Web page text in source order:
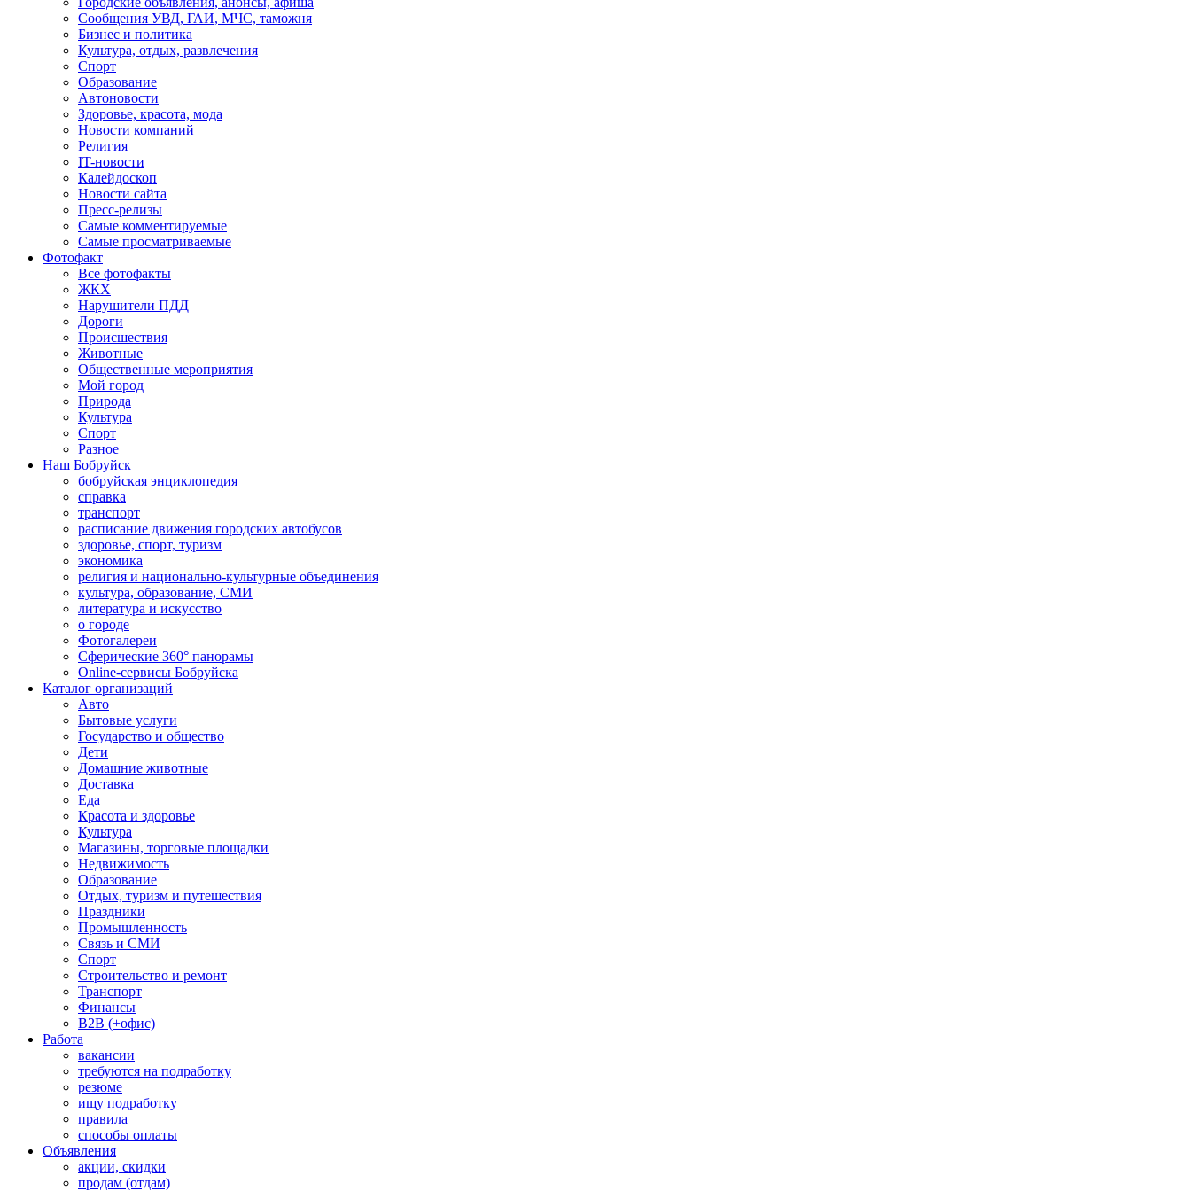
Сообщения УВД, ГАИ, МЧС, таможня
Бизнес и политика
Культура, отдых, развлечения
Спорт
Образование
Автоновости
Здоровье, красота, мода
Новости компаний
Религия
IT-новости
Калейдоскоп
Новости сайта
Пресс-релизы
Самые комментируемые
Самые просматриваемые
Фотофакт
Все фотофакты
ЖКХ
Нарушители ПДД
Дороги
Происшествия
Животные
Общественные мероприятия
Мой город
Природа
Культура
Спорт
Разное
Наш Бобруйск
бобруйская энциклопедия
справка
транспорт
расписание движения городских автобусов
здоровье, спорт, туризм
экономика
религия и национально-культурные объединения
культура, образование, СМИ
литература и искусство
о городе
Фотогалереи
Сферические 360° панорамы
Online-сервисы Бобруйска
Каталог организаций
Авто
Бытовые услуги
Государство и общество
Дети
Домашние животные
Доставка
Еда
Красота и здоровье
Культура
Магазины, торговые площадки
Недвижимость
Образование
Отдых, туризм и путешествия
Праздники
Промышленность
Связь и СМИ
Спорт
Строительство и ремонт
Транспорт
Финансы
B2B (+офис)
Работа
вакансии
требуются на подработку
резюме
ищу подработку
правила
способы оплаты
Объявления
акции, скидки
продам (отдам)